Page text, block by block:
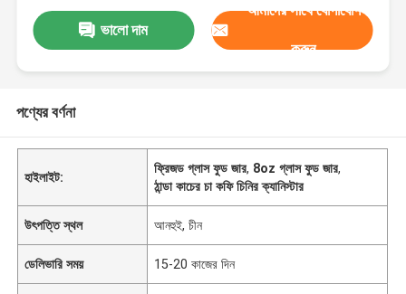
ভালো দাম
আমাদের সাথে যোগাযোগ
করুন
পণ্যের বর্ণনা
হাইলাইট:
ফ্রিজড গ্লাস ফুড জার, 8oz গ্লাস ফুড জার,
ঠান্ডা কাচের চা কফি চিনির ক্যানিস্টার
উৎপত্তি স্থল আনহুই, চীন
ডেলিভারি সময় 15-20 কাজের দিন